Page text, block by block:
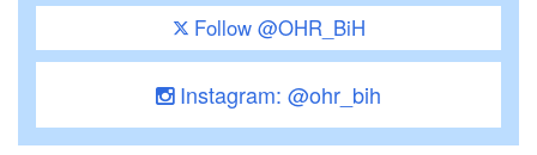
Follow @OHR_BiH
Instagram: @ohr_bih